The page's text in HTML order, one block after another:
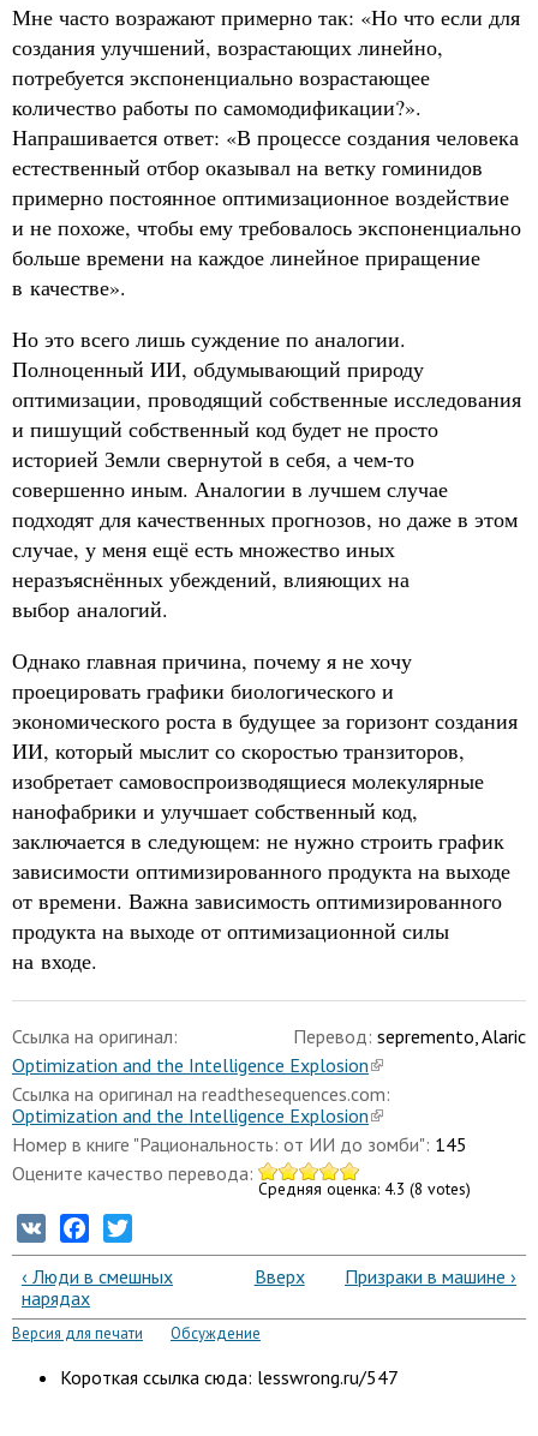
Мне часто возражают примерно так: «Но что если для
создания улучшений, возрастающих линейно,
потребуется экспоненциально возрастающее
количество работы по самомодификации?».
Напрашивается ответ: «В процессе создания человека
естественный отбор оказывал на ветку гоминидов
примерно постоянное оптимизационное воздействие
и не похоже, чтобы ему требовалось экспоненциально
больше времени на каждое линейное приращение
в качестве».
Но это всего лишь суждение по аналогии.
Полноценный ИИ, обдумывающий природу
оптимизации, проводящий собственные исследования
и пишущий собственный код будет не просто
историей Земли свернутой в себя, а чем-то
совершенно иным. Аналогии в лучшем случае
подходят для качественных прогнозов, но даже в этом
случае, у меня ещё есть множество иных
неразъяснённых убеждений, влияющих на
выбор аналогий.
Однако главная причина, почему я не хочу
проецировать графики биологического и
экономического роста в будущее за горизонт создания
ИИ, который мыслит со скоростью транзиторов,
изобретает самовоспроизводящиеся молекулярные
нанофабрики и улучшает собственный код,
заключается в следующем: не нужно строить график
зависимости оптимизированного продукта на выходе
от времени. Важна зависимость оптимизированного
продукта на выходе от оптимизационной силы
на входе.
Перевод: sepremento, Alaric
Ссылка на оригинал:
Optimization and the Intelligence Explosion
Ссылка на оригинал на readthesequences.com:
Optimization and the Intelligence Explosion
Номер в книге "Рациональность: от ИИ до зомби": 145
Оцените качество перевода:
Средняя оценка: 4.3 (8 votes)
VK Facebook
‹ Люди в смешных
нарядах
Вверх Призраки в машине ›
Версия для печати Обсуждение
Короткая ссылка сюда: lesswrong.ru/547